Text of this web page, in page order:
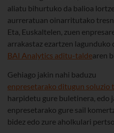
aliatu bihurtuko da balioa
aurreratuan oinarritutako
Eta, Euskaltelen, zuen
arrakastaz ezartzen lagunduko
BAI Analytics aditu-taldearen
Gehiago jakin nahi baduzu
enpresetarako ditugun soluzio
harpidetu gure buletinera, edo
enpresetarako gure sail
bidez edo zure aholkulari